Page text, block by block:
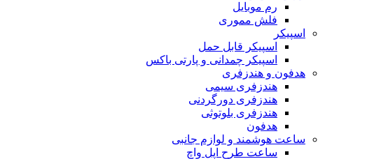
رم موبایل
فلش مموری
اسپیکر
اسپیکر قابل حمل
اسپیکر چمدانی و پارتی باکس
هدفون و هندزفری
هندزفری سیمی
هندزفری دورگردنی
هندزفری بلوتوثی
هدفون
ساعت هوشمند و لوازم جانبی
ساعت طرح اپل واچ